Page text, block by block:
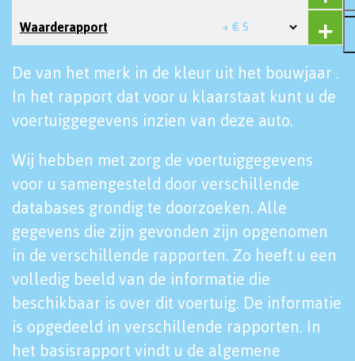
Waarderapport + € 5
De van het merk in de kleur uit het bouwjaar .
In het rapport dat voor u klaarstaat kunt u de
voertuiggegevens inzien van deze auto.
Wij hebben met zorg de voertuiggegevens
voor u samengesteld door verschillende
databases grondig te doorzoeken. Alle
gegevens die zijn gevonden zijn opgenomen
in de verschillende rapporten. Zo heeft u een
volledig beeld van de informatie die
beschikbaar is over dit voertuig. De informatie
is opgedeeld in verschillende rapporten. In
het basisrapport vindt u de algemene